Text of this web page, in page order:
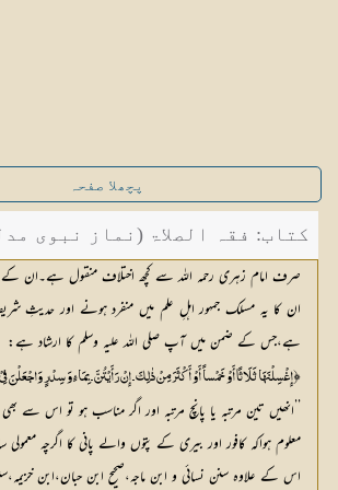
پچھلا صفحہ
کتاب: فقہ الصلاۃ (نماز نبوی مدلل)(جلد1)
صرف امام زہری رحمہ اللہ سے کچھ اختلاف منقول ہے۔ان کے
ان کا یہ مسلک جمہور اہلِ علم میں منفرد ہونے اور حدیثِ
ہے،جس کے ضمن میں آپ صلی اللہ علیہ وسلم کا ارشاد ہے:
﴿إِغْسِلْنَھَا ثَلَاثًا أَوْ خَمْساً أَوْ أَکْثَرَ مِنْ ذٰلِکَ۔إِنْ رَأَیْتُنَّ۔بِمَائٍ وَ سِدْرٍ وَاجْعَلْنَ
’’انھیں تین مرتبہ یا پانچ مرتبہ اور اگر مناسب ہو تو اس سے
معلوم ہواکہ کافور اور بیری کے پتوں والے پانی کا اگرچہ
اس کے علاوہ سنن نسائی و ابن ماجہ،صحیح ابن حبان،ابن